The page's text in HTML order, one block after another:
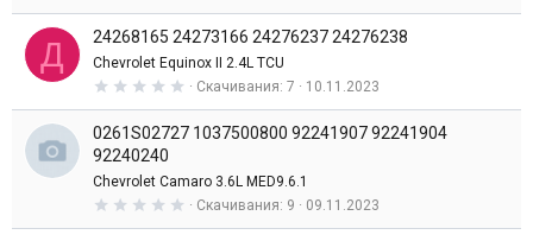
0
з
в
е
з
д
Д 24268165 24273166 24276237 24276238
Chevrolet Equinox II 2.4L TCU
0
0
е
з
Скачивания 7 10.11.2023
0261S02727 1037500800 92241907 92241904
92240240
Chevrolet Camaro 3.6L MED9.6.1
0 Скачивания 9 09.11.2023